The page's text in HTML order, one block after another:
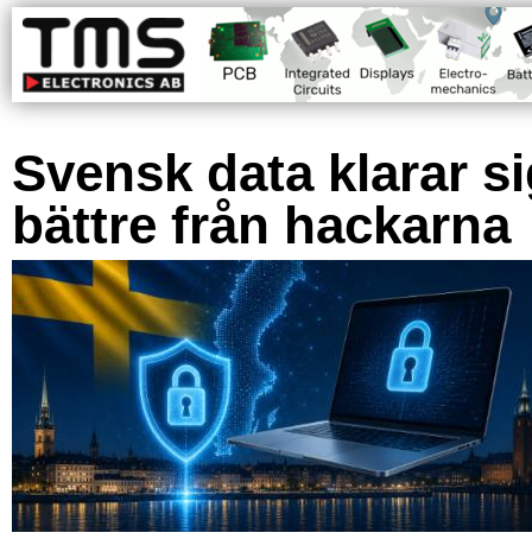
Svensk data klarar
bättre från hackarna